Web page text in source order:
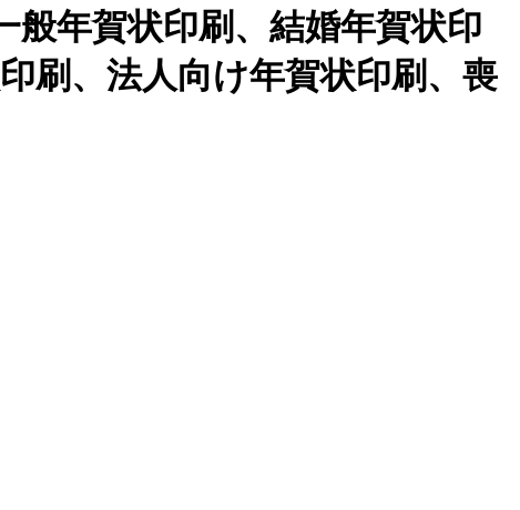
般年賀状印刷、結婚年賀状印
刷、法人向け年賀状印刷、喪